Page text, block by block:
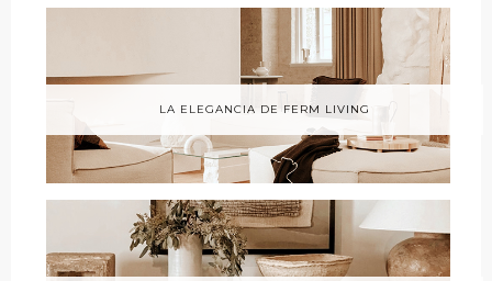
LA ELEGANCIA DE FERM LIVING